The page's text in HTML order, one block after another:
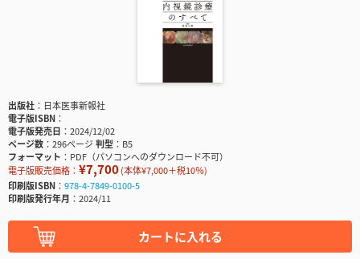
出版社
日本医事新報社
電子版ISBN
電子版発売日
2024/12/02
ページ数
296ページ判型
B5
フォーマット
PDF（パソコンへのダウンロード不可）
電子版販売価格： ¥7,700(本体¥7,000＋税10％)
印刷版ISBN
978-4-7849-0100-5
印刷版発行年月
2024/11
カートに入れる